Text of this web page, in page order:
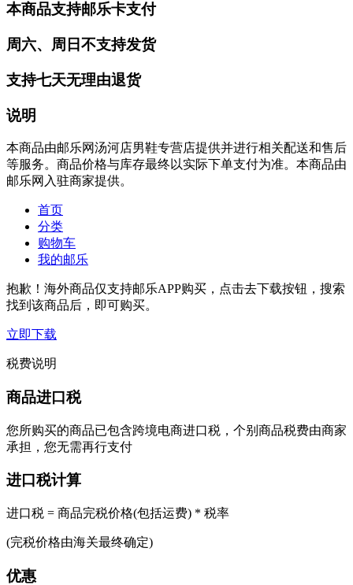
本商品支持邮乐卡支付
周六、周日不支持发货
支持七天无理由退货
说明
本商品由邮乐网汤河店男鞋专营店提供并进行相关配送和售后
等服务。商品价格与库存最终以实际下单支付为准。本商品由
邮乐网入驻商家提供。
首页
分类
购物车
我的邮乐
抱歉！海外商品仅支持邮乐APP购买，点击去下载按钮，搜索
找到该商品后，即可购买。
立即下载
税费说明
商品进口税
您所购买的商品已包含跨境电商进口税，个别商品税费由商家
承担，您无需再行支付
进口税计算
进口税 = 商品完税价格(包括运费) * 税率
(完税价格由海关最终确定)
优惠